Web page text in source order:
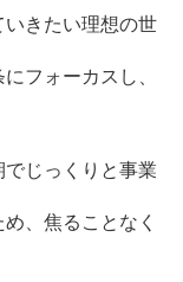
きたい理想の世
フォーカスし、
じっくりと事業
、焦ることなく